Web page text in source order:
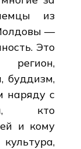
из
—
Это
регион,
буддизм,
наряду с
кто
и кому